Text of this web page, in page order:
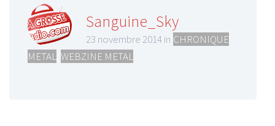
Sanguine_Sky
23 novembre 2014 in CHRONIQUE
METAL WEBZINE METAL